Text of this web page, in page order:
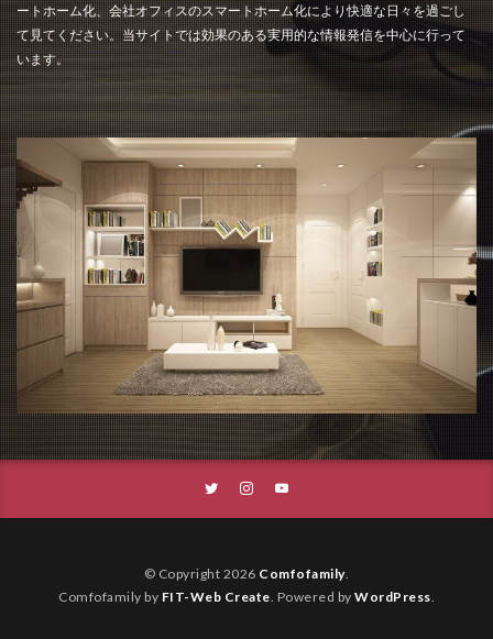
ートホーム化、会社オフィスのスマートホーム化により快適な日々を過ごし
て見てください。当サイトでは効果のある実用的な情報発信を中心に行って
います。
© Copyright 2026 Comfofamily.
Comfofamily by FIT-Web Create . Powered by WordPress